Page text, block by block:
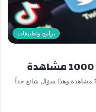
برامج وتطبيقات
يسأل الكثير كم يدفع التيك توك مقابل 1000 مشاهدة وهذا سؤال شائع جداً